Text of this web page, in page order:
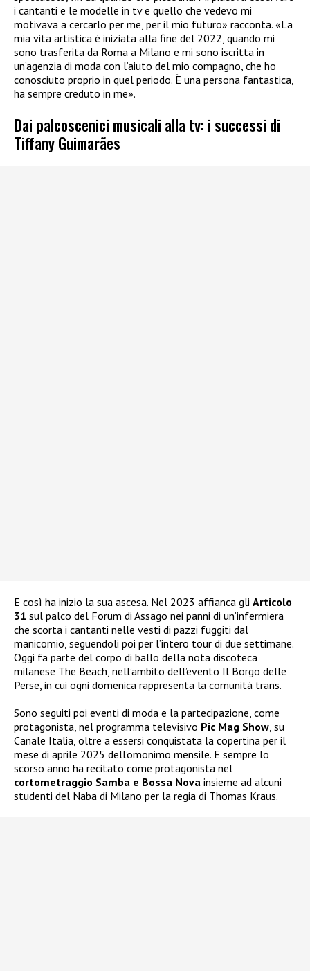
i cantanti e le modelle in tv e quello che vedevo mi
motivava a cercarlo per me, per il mio futuro» racconta. «La
mia vita artistica è iniziata alla fine del 2022, quando mi
sono trasferita da Roma a Milano e mi sono iscritta in
un’agenzia di moda con l’aiuto del mio compagno, che ho
conosciuto proprio in quel periodo. È una persona fantastica,
ha sempre creduto in me».
Dai palcoscenici musicali alla tv: i successi di
Tiffany Guimarães
E così ha inizio la sua ascesa. Nel 2023 affianca gli Articolo
31 sul palco del Forum di Assago nei panni di un’infermiera
che scorta i cantanti nelle vesti di pazzi fuggiti dal
manicomio, seguendoli poi per l’intero tour di due settimane.
Oggi fa parte del corpo di ballo della nota discoteca
milanese The Beach, nell’ambito dell’evento Il Borgo delle
Perse, in cui ogni domenica rappresenta la comunità trans.
Sono seguiti poi eventi di moda e la partecipazione, come
protagonista, nel programma televisivo Pic Mag Show, su
Canale Italia, oltre a essersi conquistata la copertina per il
mese di aprile 2025 dell’omonimo mensile. E sempre lo
scorso anno ha recitato come protagonista nel
cortometraggio Samba e Bossa Nova insieme ad alcuni
studenti del Naba di Milano per la regia di Thomas Kraus.